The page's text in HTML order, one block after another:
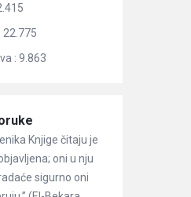
22.775
: 9.863
Knjige čitaju je
oni u nju
sigurno oni